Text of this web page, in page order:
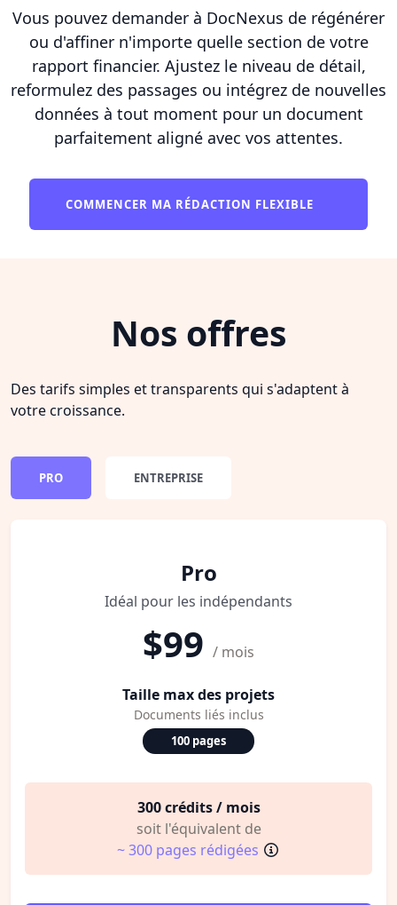
Vous pouvez demander à DocNexus de régénérer
ou d'affiner n'importe quelle section de votre
rapport financier. Ajustez le niveau de détail,
reformulez des passages ou intégrez de nouvelles
données à tout moment pour un document
parfaitement aligné avec vos attentes.
COMMENCER MA RÉDACTION FLEXIBLE
Nos offres
Des tarifs simples et transparents qui s'adaptent à
votre croissance.
PRO ENTREPRISE
Pro
Idéal pour les indépendants
$99 / mois
Taille max des projets
Documents liés inclus
100 pages
300 crédits / mois
soit l'équivalent de
~ 300 pages rédigées